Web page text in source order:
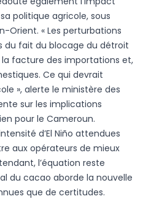
politique agricole, sous
Orient. « Les perturbations
du fait du blocage du détroit
facture des importations et,
Ce qui devrait
», alerte le ministère des
sur les implications
pour le Cameroun.
d’El Niño attendues
aux opérateurs de mieux
l’équation reste
du cacao aborde la nouvelle
que de certitudes.